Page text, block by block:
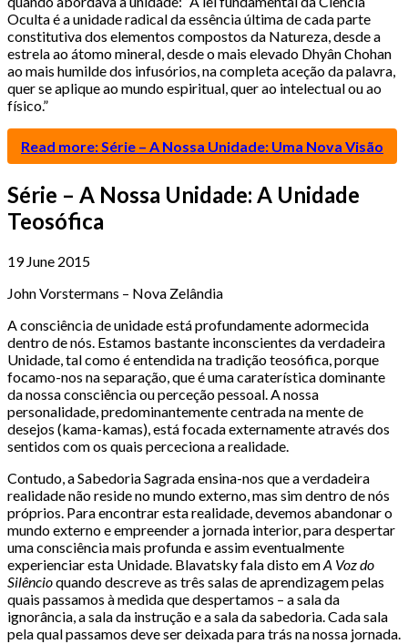
Oculta é a unidade radical da essência última de cada parte
constitutiva dos elementos compostos da Natureza, desde a
estrela ao átomo mineral, desde o mais elevado Dhyân Chohan
ao mais humilde dos infusórios, na completa aceção da palavra,
quer se aplique ao mundo espiritual, quer ao intelectual ou ao
físico.”
Read more: Série – A Nossa Unidade: Uma Nova Visão
Série – A Nossa Unidade: A Unidade
Teosófica
19 June 2015
John Vorstermans – Nova Zelândia
A consciência de unidade está profundamente adormecida
dentro de nós. Estamos bastante inconscientes da verdadeira
Unidade, tal como é entendida na tradição teosófica, porque
focamo-nos na separação, que é uma caraterística dominante
da nossa consciência ou perceção pessoal. A nossa
personalidade, predominantemente centrada na mente de
desejos (kama-kamas), está focada externamente através dos
sentidos com os quais perceciona a realidade.
Contudo, a Sabedoria Sagrada ensina-nos que a verdadeira
realidade não reside no mundo externo, mas sim dentro de nós
próprios. Para encontrar esta realidade, devemos abandonar o
mundo externo e empreender a jornada interior, para despertar
uma consciência mais profunda e assim eventualmente
experienciar esta Unidade. Blavatsky fala disto emA Voz do
Silêncioquando descreve as três salas de aprendizagem pelas
quais passamos à medida que despertamos – a sala da
ignorância, a sala da instrução e a sala da sabedoria. Cada sala
pela qual passamos deve ser deixada para trás na nossa jornada.